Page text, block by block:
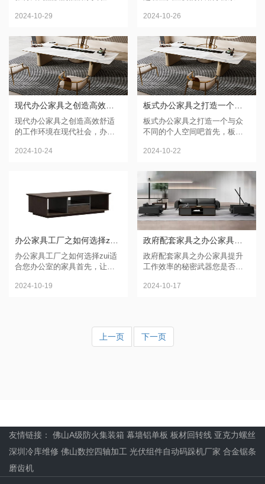
仅仅是一个功能性的需求，它
素。一流的酒店家具不仅可以
提高...
2024-10-29
分。它不仅为员工提供了舒适
率。在选择办公家具时，有几
个关...
2024-10-26
现代办公家具之创造高效舒适的工作环境
现代办公家具之创造高效舒适
的工作环境在现代社会，办公
相关。越来越多的公司意识到
2024-10-24
板式办公家具之打造一个与众不同的个人空间吧
板式办公家具之打造一个与众
不同的个人空间吧首先，板式
设计和定制选择。无论您的需
传统，从个性化定制到标准配
置，...
2024-10-22
办公家具工厂之如何选择zui适合您办公室的家具
办公家具工厂之如何选择zui适
合您办公室的家具首先，让我
型。现代办公室常见的家具包
2024-10-19
政府配套家具之办公家具提升工作效率的秘密武器
政府配套家具之办公家具提升
工作效率的秘密武器您是否曾
的工作效率有着巨大的影响？
2024-10-17
上一页 下一页
友情链接： 佛山A级防火集装箱 幕墙铝单板 板材回转线 亚克力螺丝
深圳冷库维修 佛山数控四轴加工 光伏组件自动码跺机厂家 合金锯条
磨齿机